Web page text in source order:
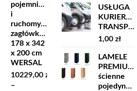
pojemnikiem
i
ruchomymi
zagłówkami
178 x 342
x 200 cm
WERSAL
10229,00 zł
–
USŁUGA
KURIERSKA
TRANSPORT
1,00 zł
LAMELE
PREMIUM
ścienne
pojedyncze